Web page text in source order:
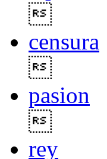
censura
pasion
rey